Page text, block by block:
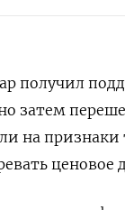
затем
на признаки
ценовое